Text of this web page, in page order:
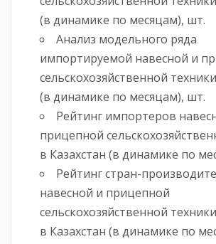
(в динамике по месяцам), шт.
Анализ модельного ряда
импортируемой навесной и
сельскохозяйственной
(в динамике по месяцам), шт.
Рейтинг импортеров
прицепной
в Казахстан (в динамике по
Рейтинг стран-
навесной и прицепной
сельскохозяйственной
в Казахстан (в динамике по